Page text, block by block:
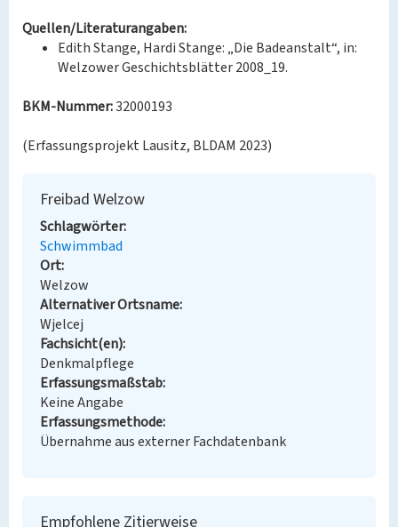
Quellen/Literaturangaben:
Edith Stange, Hardi Stange: „Die Badeanstalt“, in:
Welzower Geschichtsblätter 2008_19.
BKM-Nummer:32000193
(Erfassungsprojekt Lausitz, BLDAM 2023)
Freibad Welzow
Schlagwörter
Schwimmbad
Ort
Welzow
Alternativer Ortsname
Wjelcej
Fachsicht(en)
Denkmalpflege
Erfassungsmaßstab
Keine Angabe
Erfassungsmethode
Übernahme aus externer Fachdatenbank
Empfohlene Zitierweise